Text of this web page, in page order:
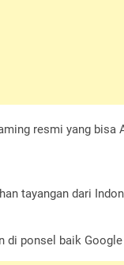
resmi yang bisa
tayangan dari
di ponsel baik